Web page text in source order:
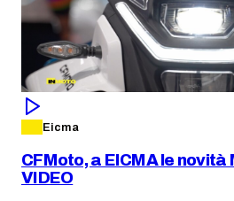
Eicma
CFMoto, a EICMA le novità
VIDEO